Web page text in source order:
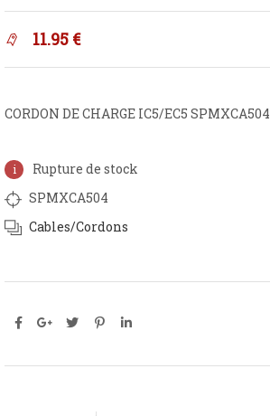
11.95 €
CORDON DE CHARGE IC5/EC5 SPMXCA504
Rupture de stock
SPMXCA504
Cables/Cordons